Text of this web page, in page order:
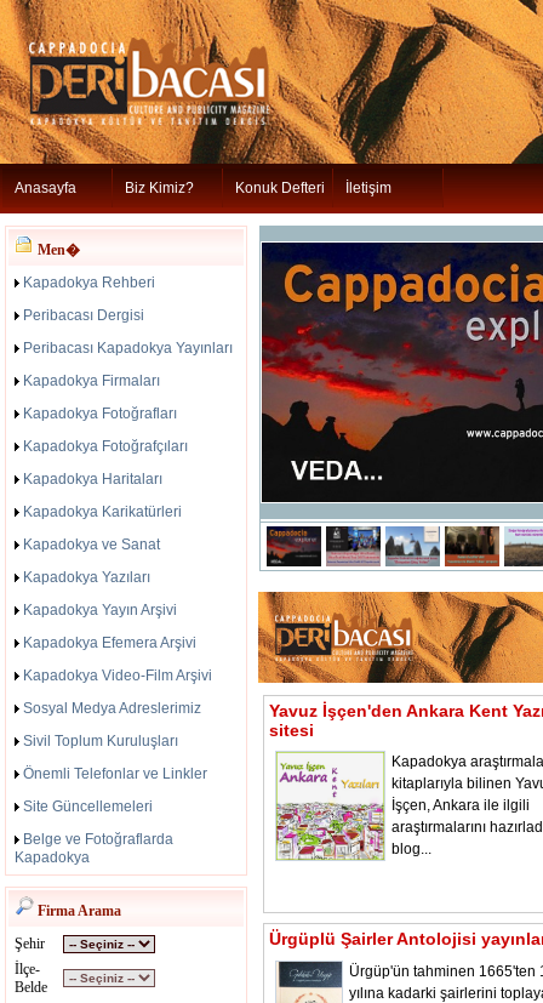
Anasayfa Biz Kimiz? Konuk Defteri İletişim
Men�
Kapadokya Rehberi
Peribacası Dergisi
Peribacası Kapadokya Yayınları
Kapadokya Firmaları
Kapadokya Fotoğrafları
Kapadokya Fotoğrafçıları
Kapadokya Haritaları
Kapadokya Karikatürleri
Kapadokya ve Sanat
Kapadokya Yazıları
Kapadokya Yayın Arşivi
Kapadokya Efemera Arşivi
Kapadokya Video-Film Arşivi
Sosyal Medya Adreslerimiz
Sivil Toplum Kuruluşları
Önemli Telefonlar ve Linkler
Site Güncellemeleri
Belge ve Fotoğraflarda
Kapadokya
Firma Arama
Şehir
İlçe-
Belde
Yavuz İşçen'den Ankara Kent
sitesi
Kapadokya
kitaplarıyla bilinen
İşçen, Ankara ile ilgili
araştırmalarını
blog...
Ürgüplü Şairler Antolojisi
Ürgüp'ün tahminen 1665'ten
yılına kadarki şairlerini